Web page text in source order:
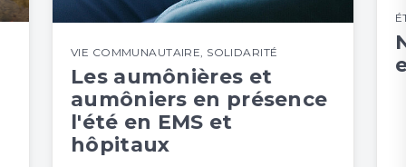
VIE COMMUNAUTAIRE SOLIDARITÉ
Les aumônières et
aumôniers en présence
l'été en EMS et
hôpitaux